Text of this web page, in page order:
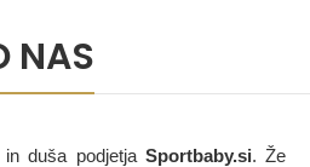
NAS
duša podjetja Sportbaby.si. Že